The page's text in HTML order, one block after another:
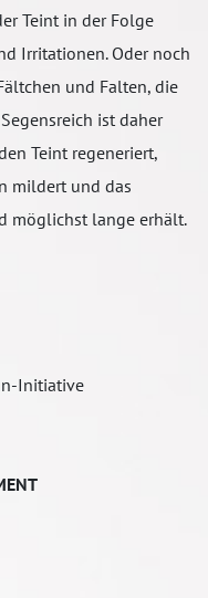
Teint in der Folge
Irritationen. Oder noch
und Falten, die
ist daher
Teint regeneriert,
mildert und das
möglichst lange erhält.
Initiative